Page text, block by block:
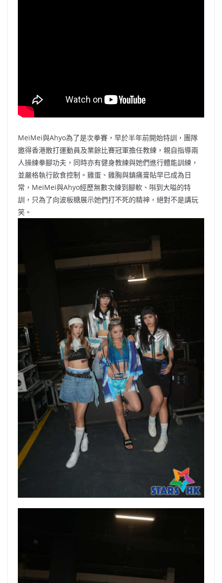
MeiMei與Ahyo為了是次拳賽，早於半年前開始特訓，團隊
邀得香港散打運動員及業餘比賽冠軍擔任教練，親自指導兩
人操練拳腳功夫，同時亦有健身教練與她們進行體能訓練，
並嚴格執行飲食控制。雞蛋、雞胸與鎮痛膏貼早已成為日
常，MeiMei與Ahyo經歷無數次練到腳軟、唞到大嗌的特
訓，只為了向波板糖展示她們打不死的精神，絕對不是講玩
笑。